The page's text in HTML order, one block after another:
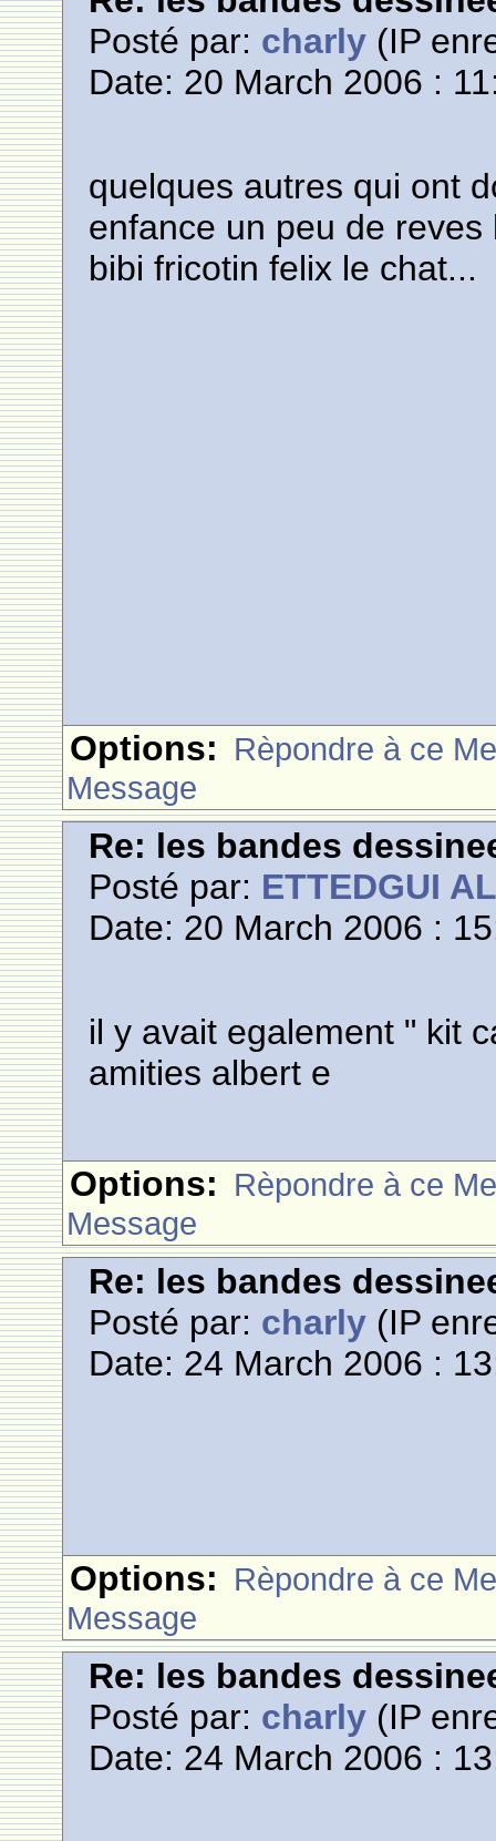
Posté par: charly (IP
Date: 20 March 2006 :
quelques autres qui ont
enfance un peu de
bibi fricotin felix le chat...
Options: Rèpondre à ce
Message
Re: les bandes
Posté par: ETTEDGUI
Date: 20 March 2006 :
il y avait egalement " kit
amities albert e
Options: Rèpondre à ce
Message
Re: les bandes
Posté par: charly (IP
Date: 24 March 2006 :
Options: Rèpondre à ce
Message
Re: les bandes
Posté par: charly (IP
Date: 24 March 2006 :